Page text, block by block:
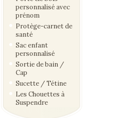
personnalisé avec
prénom
Protège-carnet de
santé
Sac enfant
personnalisé
Sortie de bain /
Cap
Sucette / Tétine
Les Chouettes à
Suspendre